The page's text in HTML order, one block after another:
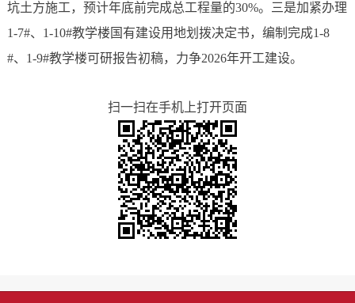
坑土方施工，预计年底前完成总工程量的30%。三是加紧办理
1-7#、1-10#教学楼国有建设用地划拨决定书，编制完成1-8
#、1-9#教学楼可研报告初稿，力争2026年开工建设。
扫一扫在手机上打开页面